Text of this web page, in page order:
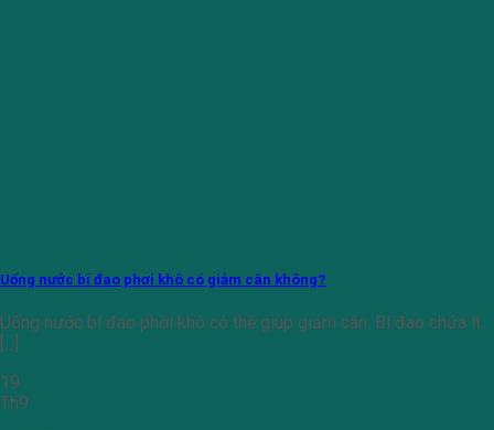
Uống nước bí đao phơi khô có giảm cân không?
Uống nước bí đao phơi khô có thể giúp giảm cân. Bí đao chứa ít
[...]
19
Th9